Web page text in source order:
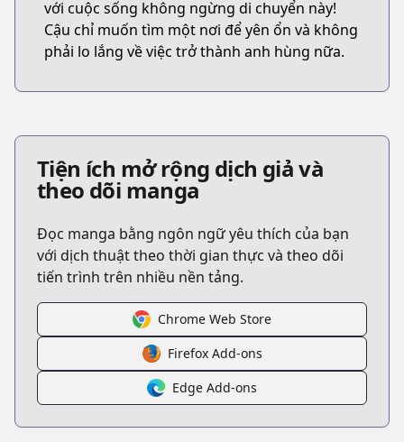
với cuộc sống không ngừng di chuyển này!
Cậu chỉ muốn tìm một nơi để yên ổn và không
phải lo lắng về việc trở thành anh hùng nữa.
Tiện ích mở rộng dịch giả và
theo dõi manga
Đọc manga bằng ngôn ngữ yêu thích của bạn
với dịch thuật theo thời gian thực và theo dõi
tiến trình trên nhiều nền tảng.
Chrome Web Store
Firefox Add-ons
Edge Add-ons